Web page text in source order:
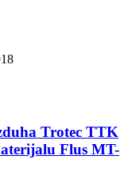
Trotec TTK
Flus MT-